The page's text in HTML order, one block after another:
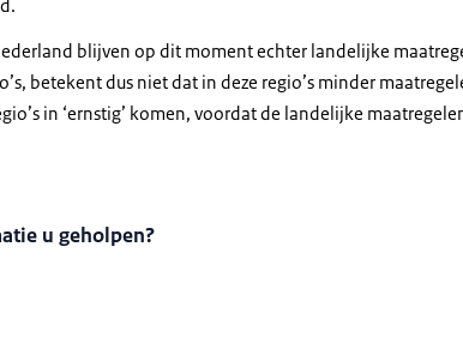
blijven op dit moment echter landelijke
betekent dus niet dat in deze regio’s minder
in ‘ernstig’ komen, voordat de landelijke
u geholpen?